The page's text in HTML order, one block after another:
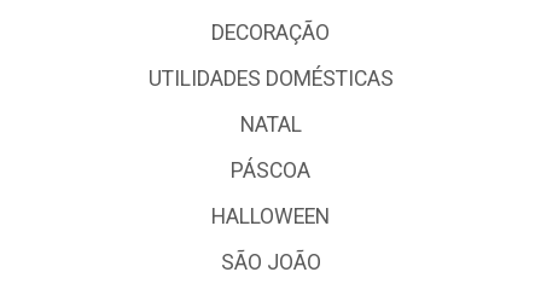
DECORAÇÃO
UTILIDADES DOMÉSTICAS
NATAL
PÁSCOA
HALLOWEEN
SÃO JOÃO